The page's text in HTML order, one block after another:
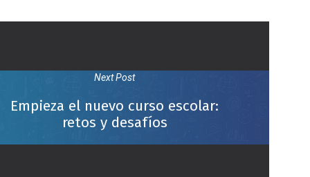
Next Post
Empieza el nuevo curso escolar:
retos y desafíos